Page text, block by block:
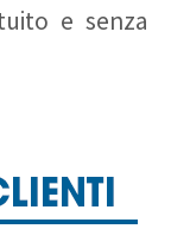
e senza